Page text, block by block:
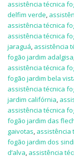
assistência técnica
delfim verde,
assistência técnica
assistência técnica
jaraguá, assistência
fogão jardim adalgisa
assistência técnica
fogão jardim bela
assistência técnica
jardim califórnia,
assistência técnica
fogão jardim das
gaivotas, assistência
fogão jardim dos
d’alva, assistência